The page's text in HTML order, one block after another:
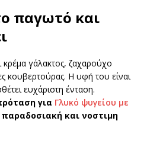
παγωτό και
γάλακτος, ζαχαρούχο
κουβερτούρας. Η υφή του είναι
ευχάριστη ένταση.
για Γλυκό ψυγείου με
και νοστιμη